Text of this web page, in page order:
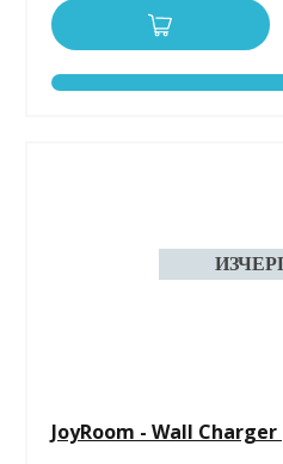
JoyRoom - Wall Charger